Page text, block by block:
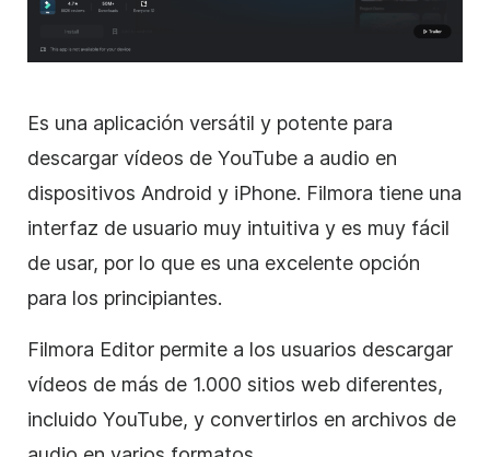
Es una aplicación versátil y potente para
descargar vídeos de YouTube a audio en
dispositivos Android y iPhone. Filmora tiene una
interfaz de usuario muy intuitiva y es muy fácil
de usar, por lo que es una excelente opción
para los principiantes.
Filmora Editor permite a los usuarios descargar
vídeos de más de 1.000 sitios web diferentes,
incluido YouTube, y convertirlos en archivos de